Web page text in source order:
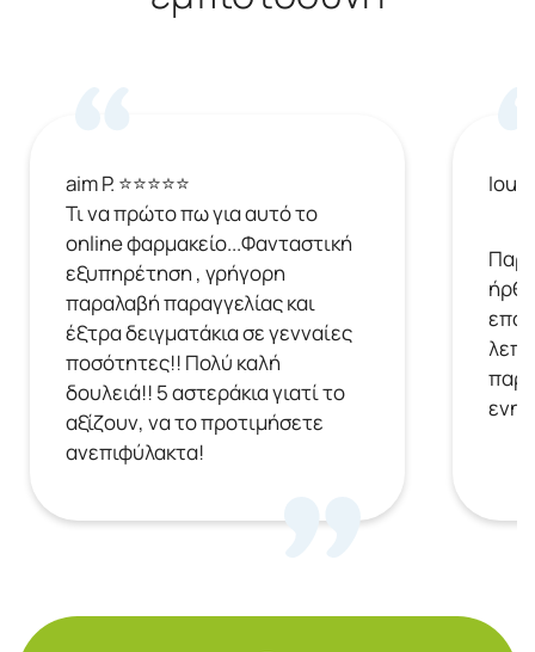
aim P. ⭐⭐⭐⭐⭐
Τι να πρώτο πω για αυτό το
online φαρμακείο...Φανταστική
εξυπηρέτηση , γρήγορη
παραλαβή παραγγελίας και
έξτρα δειγματάκια σε γενναίες
ποσότητες!! Πολύ καλή
δουλειά!! 5 αστεράκια γιατί το
αξίζουν, να το προτιμήσετε
ανεπιφύλακτα!
Ioulia